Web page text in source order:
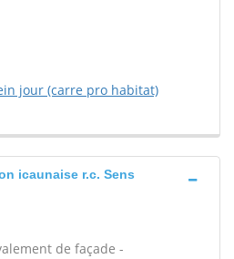
jour (carre pro habitat)
icaunaise r.c. Sens
de façade -